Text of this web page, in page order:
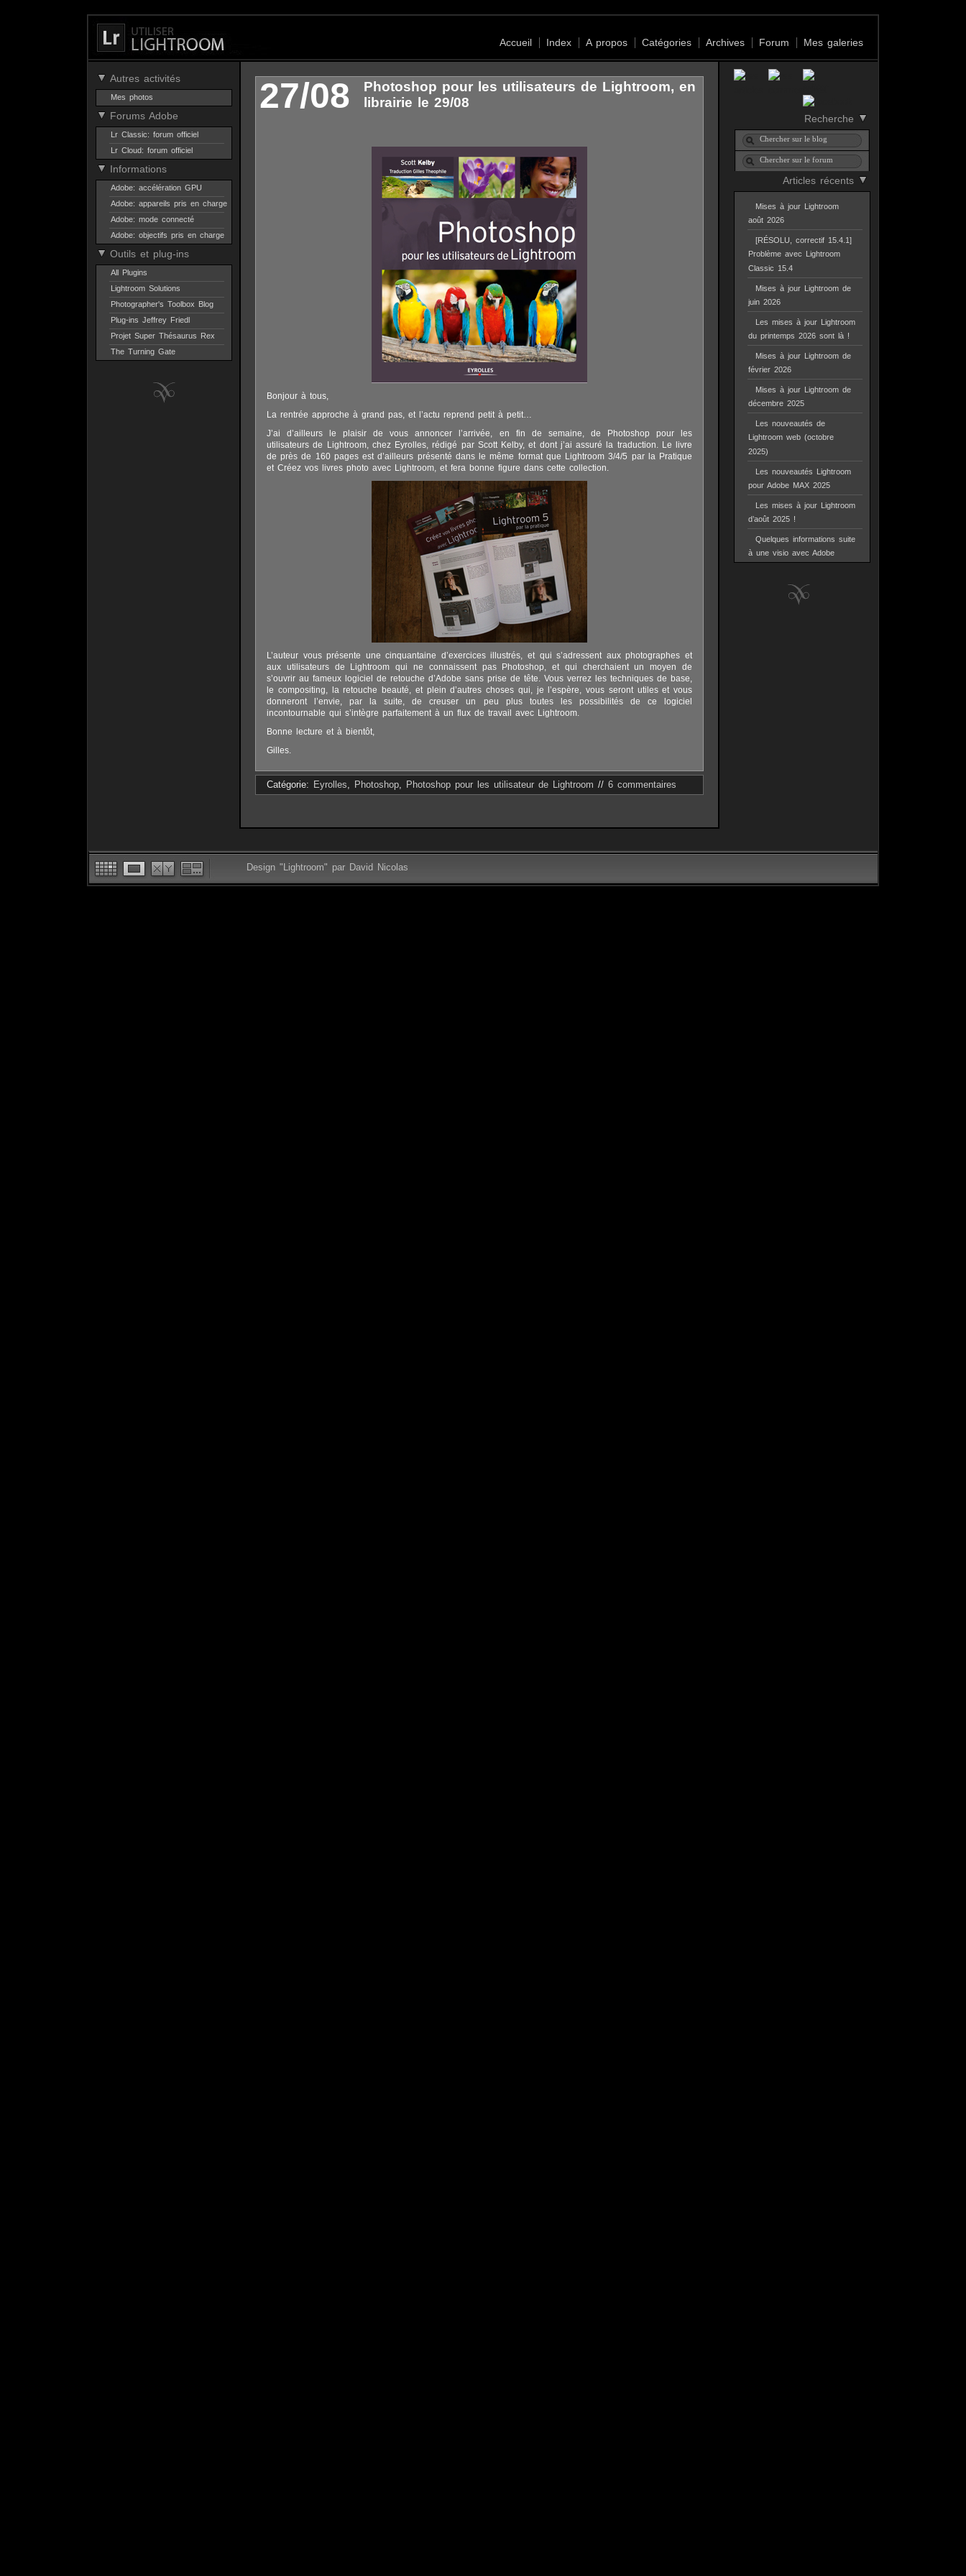
Accueil Index A propos Catégories Archives Forum Mes galeries
Autres activités
Mes photos
Forums Adobe
Lr Classic: forum officiel
Lr Cloud: forum officiel
Informations
Adobe: accélération GPU
Adobe: appareils pris en charge
Adobe: mode connecté
Adobe: objectifs pris en charge
Outils et plug-ins
All Plugins
Lightroom Solutions
Photographer's Toolbox Blog
Plug-ins Jeffrey Friedl
Projet Super Thésaurus Rex
The Turning Gate
Recherche
Articles récents
Mises à jour Lightroom
août 2026
[RÉSOLU, correctif 15.4.1]
Problème avec Lightroom
Classic 15.4
Mises à jour Lightroom de
juin 2026
Les mises à jour Lightroom
du printemps 2026 sont là !
Mises à jour Lightroom de
février 2026
Mises à jour Lightroom de
décembre 2025
Les nouveautés de
Lightroom web (octobre
2025)
Les nouveautés Lightroom
pour Adobe MAX 2025
Les mises à jour Lightroom
d’août 2025 !
Quelques informations suite
à une visio avec Adobe
27/08
Photoshop pour les utilisateurs de Lightroom, en
librairie le 29/08
Bonjour à tous,
La rentrée approche à grand pas, et l’actu reprend petit à petit…
J’ai d’ailleurs le plaisir de vous annoncer l’arrivée, en fin de semaine, de Photoshop pour les
utilisateurs de Lightroom, chez Eyrolles, rédigé par Scott Kelby, et dont j’ai assuré la traduction. Le livre
de près de 160 pages est d’ailleurs présenté dans le même format que Lightroom 3/4/5 par la Pratique
et Créez vos livres photo avec Lightroom, et fera bonne figure dans cette collection.
L’auteur vous présente une cinquantaine d’exercices illustrés, et qui s’adressent aux photographes et
aux utilisateurs de Lightroom qui ne connaissent pas Photoshop, et qui cherchaient un moyen de
s’ouvrir au fameux logiciel de retouche d’Adobe sans prise de tête. Vous verrez les techniques de base,
le compositing, la retouche beauté, et plein d’autres choses qui, je l’espère, vous seront utiles et vous
donneront l’envie, par la suite, de creuser un peu plus toutes les possibilités de ce logiciel
incontournable qui s’intègre parfaitement à un flux de travail avec Lightroom.
Bonne lecture et à bientôt,
Gilles.
Catégorie: Eyrolles, Photoshop, Photoshop pour les utilisateur de Lightroom // 6 commentaires
Design "Lightroom" par David Nicolas